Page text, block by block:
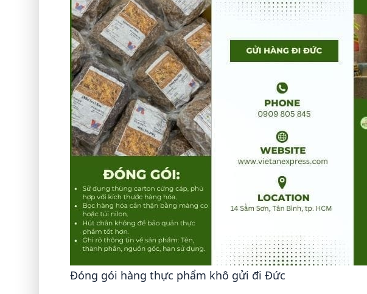
Đóng gói hàng thực phẩm khô gửi đi Đức